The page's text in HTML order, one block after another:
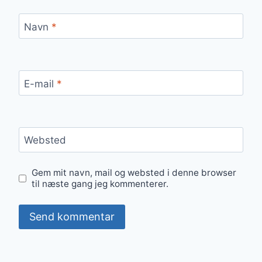
Navn *
E-mail *
Websted
Gem mit navn, mail og websted i denne browser
til næste gang jeg kommenterer.